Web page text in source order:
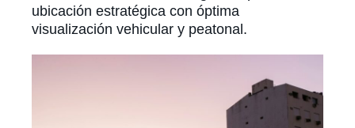
ubicación estratégica con óptima
visualización vehicular y peatonal.